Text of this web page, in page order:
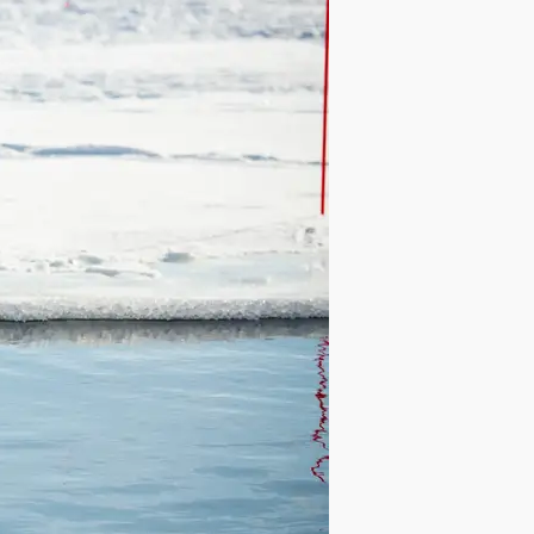
PRODUKTÓW W KOSZYKU.
PRZEJDŹ DO SKLEPU